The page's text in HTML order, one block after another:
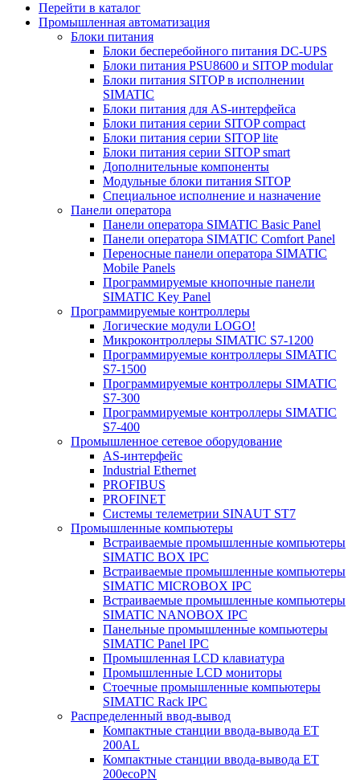
Перейти в каталог
Промышленная автоматизация
Блоки питания
Блоки бесперебойного питания DC-UPS
Блоки питания PSU8600 и SITOP modular
Блоки питания SITOP в исполнении
SIMATIC
Блоки питания для AS-интерфейса
Блоки питания серии SITOP compact
Блоки питания серии SITOP lite
Блоки питания серии SITOP smart
Дополнительные компоненты
Модульные блоки питания SITOP
Специальное исполнение и назначение
Панели оператора
Панели оператора SIMATIC Basic Panel
Панели оператора SIMATIC Comfort Panel
Переносные панели оператора SIMATIC
Mobile Panels
Программируемые кнопочные панели
SIMATIC Key Panel
Программируемые контроллеры
Логические модули LOGO!
Микроконтроллеры SIMATIC S7-1200
Программируемые контроллеры SIMATIC
S7-1500
Программируемые контроллеры SIMATIC
S7-300
Программируемые контроллеры SIMATIC
S7-400
Промышленное сетевое оборудование
AS-интерфейс
Industrial Ethernet
PROFIBUS
PROFINET
Системы телеметрии SINAUT ST7
Промышленные компьютеры
Встраиваемые промышленные компьютеры
SIMATIC BOX IPC
Встраиваемые промышленные компьютеры
SIMATIC MICROBOX IPC
Встраиваемые промышленные компьютеры
SIMATIC NANOBOX IPC
Панельные промышленные компьютеры
SIMATIC Panel IPC
Промышленная LCD клавиатура
Промышленные LCD мониторы
Стоечные промышленные компьютеры
SIMATIC Rack IPC
Распределенный ввод-вывод
Компактные станции ввода-вывода ET
200AL
Компактные станции ввода-вывода ET
200ecoPN